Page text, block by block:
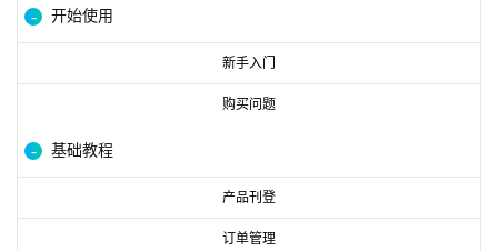
开始使用
新手入门
购买问题
基础教程
产品刊登
订单管理